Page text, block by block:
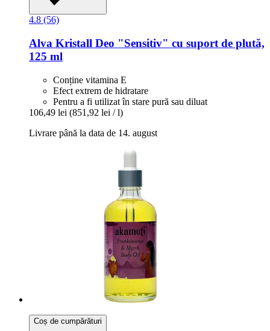
4.8 (56)
Alva Kristall Deo "Sensitiv" cu suport de plută,
125 ml
Conține vitamina E
Efect extrem de hidratare
Pentru a fi utilizat în stare pură sau diluat
106,49 lei (851,92 lei / l)
Livrare până la data de 14. august
Coș de cumpărături